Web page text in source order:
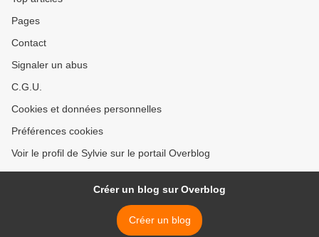
Pages
Contact
Signaler un abus
C.G.U.
Cookies et données personnelles
Préférences cookies
Voir le profil de Sylvie sur le portail Overblog
Créer un blog sur Overblog
Créer un blog